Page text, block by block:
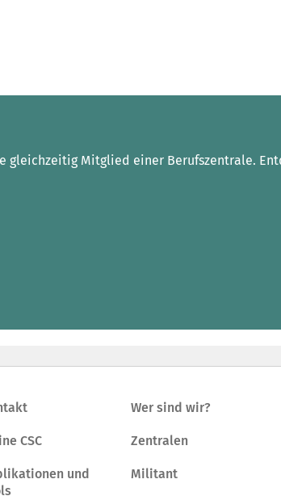
gleichzeitig Mitglied einer Berufszentrale.
CSC
und
Wer sind wir?
Zentralen
Militant